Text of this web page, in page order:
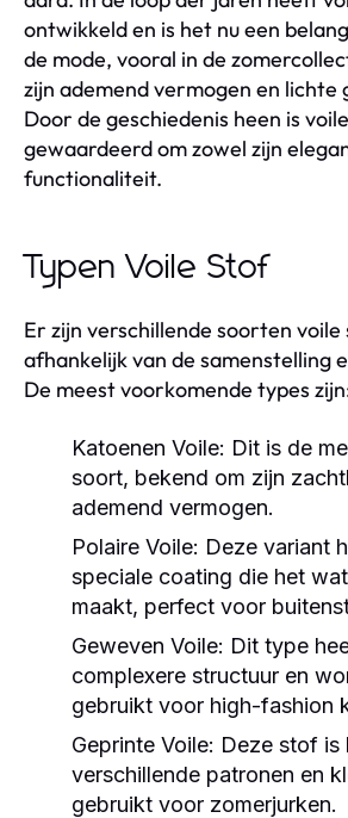
ontwikkeld en is het nu een
de mode, vooral in de
zijn ademend vermogen en lichte
Door de geschiedenis heen is
gewaardeerd om zowel zijn
functionaliteit.
Typen Voile Stof
Er zijn verschillende soorten
afhankelijk van de samenstelling
De meest voorkomende types
Katoenen Voile: Dit is de
soort, bekend om zijn
ademend vermogen.
Polaire Voile: Deze variant
speciale coating die het
maakt, perfect voor
Geweven Voile: Dit type
complexere structuur en
gebruikt voor high-fashion
Geprinte Voile: Deze stof is
verschillende patronen en
gebruikt voor zomerjurken.